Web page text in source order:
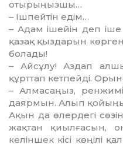
отырыңызшы…
– Ішпейтін едім…
– Адам ішейін деп
қазақ қыз­дарын
болады!
– Айсұлу! Аздап алшы.
құрттап кет­пейді.
– Алмасаңыз,
даярмын. Алып
Ақын да өлердегі
жақтан қиыл­ғасын,
келіншек кісі көңілі